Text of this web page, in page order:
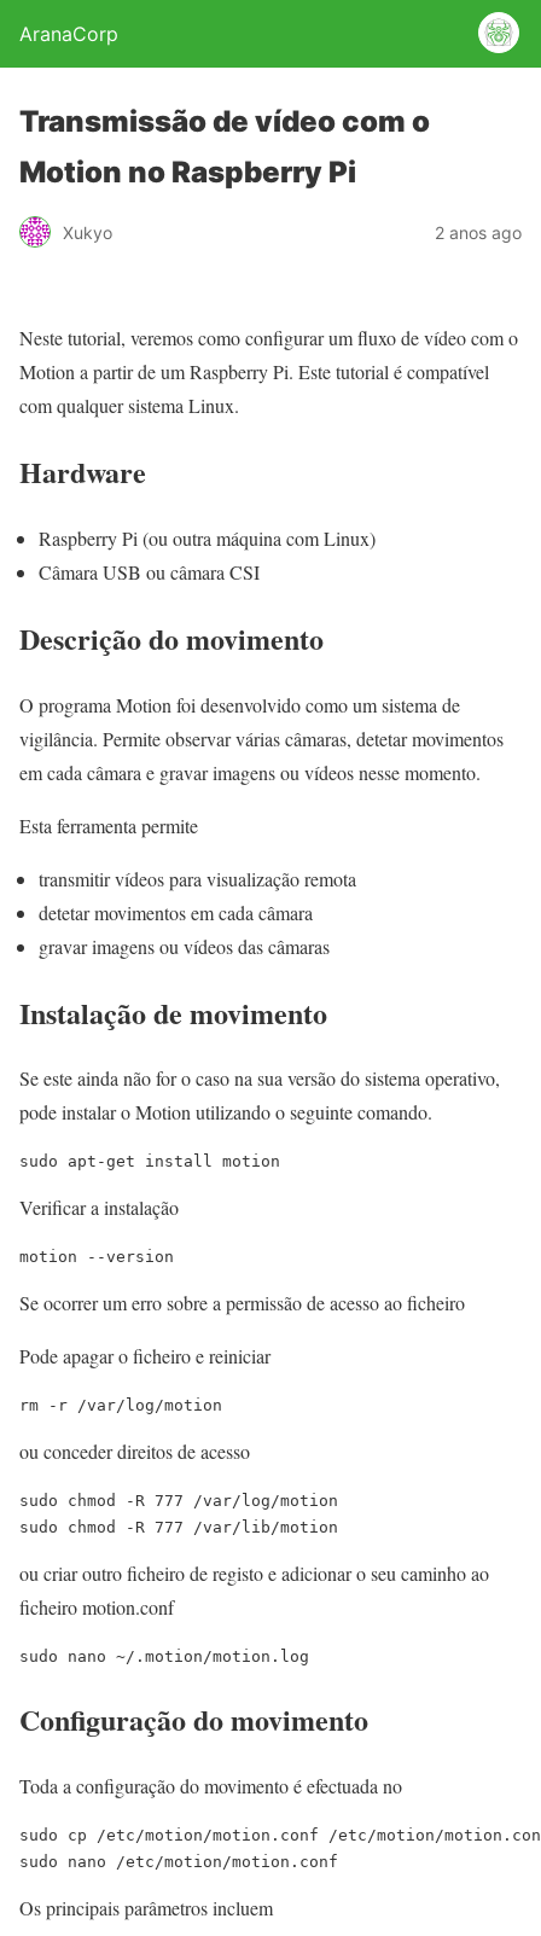
AranaCorp
Transmissão de vídeo com o
Motion no Raspberry Pi
Xukyo 2 anos ago
Neste tutorial, veremos como configurar um fluxo de vídeo com o
Motion a partir de um Raspberry Pi. Este tutorial é compatível
com qualquer sistema Linux.
Hardware
Raspberry Pi (ou outra máquina com Linux)
Câmara USB ou câmara CSI
Descrição do movimento
O programa Motion foi desenvolvido como um sistema de
vigilância. Permite observar várias câmaras, detetar movimentos
em cada câmara e gravar imagens ou vídeos nesse momento.
Esta ferramenta permite
transmitir vídeos para visualização remota
detetar movimentos em cada câmara
gravar imagens ou vídeos das câmaras
Instalação de movimento
Se este ainda não for o caso na sua versão do sistema operativo,
pode instalar o Motion utilizando o seguinte comando.
sudo apt-get install motion
Verificar a instalação
motion --version
Se ocorrer um erro sobre a permissão de acesso ao ficheiro
Pode apagar o ficheiro e reiniciar
rm -r /var/log/motion
ou conceder direitos de acesso
sudo chmod -R 777 /var/log/motion
sudo chmod -R 777 /var/lib/motion
ou criar outro ficheiro de registo e adicionar o seu caminho ao
ficheiro motion.conf
sudo nano ~/.motion/motion.log
Configuração do movimento
Toda a configuração do movimento é efectuada no
sudo cp /etc/motion/motion.conf /etc/motion/
sudo nano /etc/motion/motion.conf
Os principais parâmetros incluem